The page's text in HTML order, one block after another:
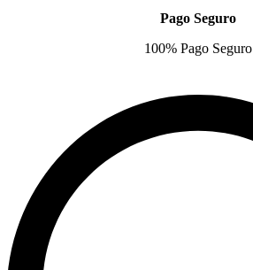
Pago Seguro
100% Pago Seguro